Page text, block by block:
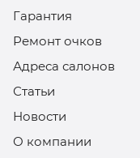
Гарантия
Ремонт очков
Адреса салонов
Статьи
Новости
О компании